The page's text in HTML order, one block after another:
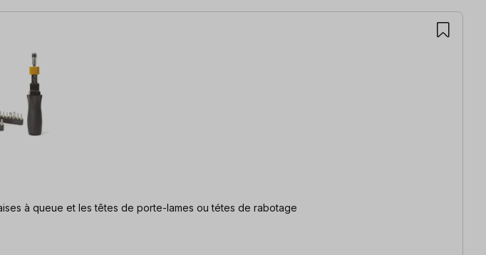
à queue et les têtes de porte-lames ou tétes de rabotage